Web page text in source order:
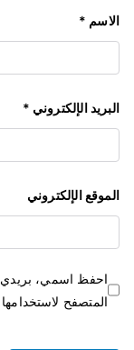
الاسم *
البريد الإلكتروني *
الموقع الإلكتروني
احفظ اسمي، بريدي
المتصفح